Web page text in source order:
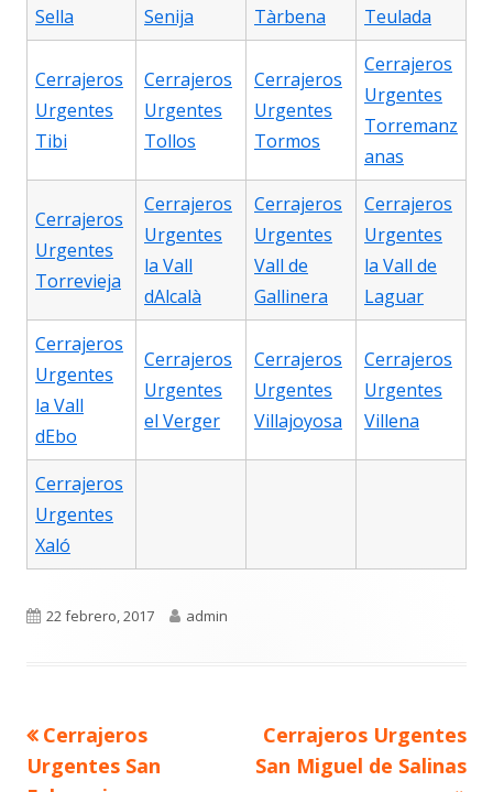
Sella
Senija
Tàrbena
Teulada
Cerrajeros
Urgentes
Tibi
Cerrajeros
Urgentes
Tollos
Cerrajeros
Urgentes
Tormos
Cerrajeros
Urgentes
Torremanz
anas
Cerrajeros
Urgentes
Torrevieja
Cerrajeros
Urgentes
la Vall
dAlcalà
Cerrajeros
Urgentes
Vall de
Gallinera
Cerrajeros
Urgentes
la Vall de
Laguar
Cerrajeros
Urgentes
la Vall
dEbo
Cerrajeros
Urgentes
el Verger
Cerrajeros
Urgentes
Villajoyosa
Cerrajeros
Urgentes
Villena
Cerrajeros
Urgentes
Xaló
Publicado
22 febrero, 2017 Autor
admin
Navegación
de
entradas
Artículo
anterior
Cerrajeros
Urgentes San
Artículo
siguiente
Cerrajeros Urgentes
San Miguel de Salinas